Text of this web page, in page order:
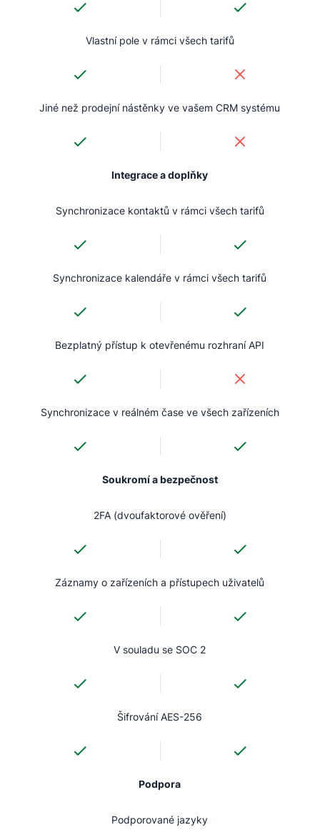
Vlastní pole v rámci všech tarifů
Jiné než prodejní nástěnky ve vašem CRM systému
Integrace a doplňky
Synchronizace kontaktů v rámci všech tarifů
Synchronizace kalendáře v rámci všech tarifů
Bezplatný přístup k otevřenému rozhraní API
Synchronizace v reálném čase ve všech zařízeních
Soukromí a bezpečnost
2FA (dvoufaktorové ověření)
Záznamy o zařízeních a přístupech uživatelů
V souladu se SOC 2
Šifrování AES-256
Podpora
Podporované jazyky